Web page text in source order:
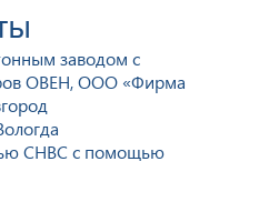
заводом с
ОВЕН, ООО «Фирма
СНВС с помощью